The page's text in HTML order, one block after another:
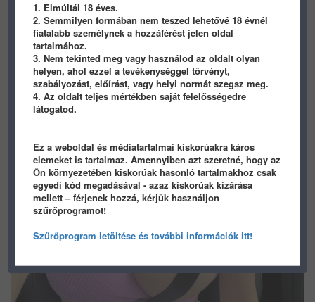
1. Elmúltál 18 éves.
2. Semmilyen formában nem teszed lehetővé 18 évnél
fiatalabb személynek a hozzáférést jelen oldal
tartalmához.
3. Nem tekinted meg vagy használod az oldalt olyan
helyen, ahol ezzel a tevékenységgel törvényt,
szabályozást, előírást, vagy helyi normát szegsz meg.
4. Az oldalt teljes mértékben saját felelősségedre
látogatod.
Ez a weboldal és médiatartalmai kiskorúakra káros
elemeket is tartalmaz. Amennyiben azt szeretné, hogy az
Ön környezetében kiskorúak hasonló tartalmakhoz csak
egyedi kód megadásával - azaz kiskorúak kizárása
mellett – férjenek hozzá, kérjük használjon
szűrőprogramot!
Szűrőprogram letöltése és további információk itt!